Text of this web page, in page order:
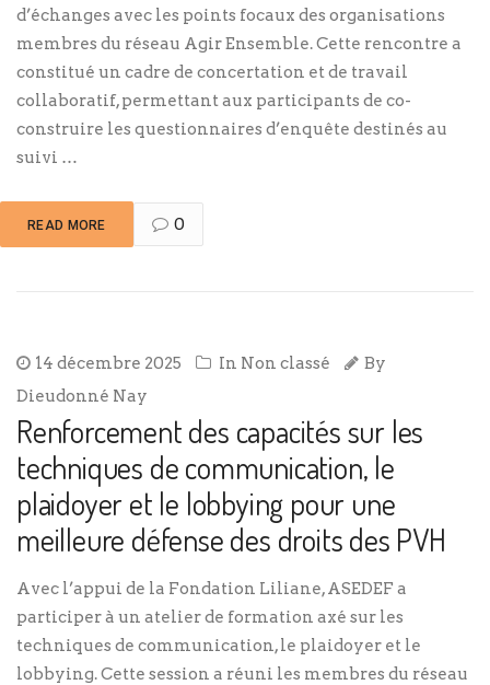
d’échanges avec les points focaux des organisations
membres du réseau Agir Ensemble. Cette rencontre a
constitué un cadre de concertation et de travail
collaboratif, permettant aux participants de co-
construire les questionnaires d’enquête destinés au
suivi …
READ MORE 0
14 décembre 2025 In Non classé
By
Dieudonné Nay
Renforcement des capacités sur les
techniques de communication, le
plaidoyer et le lobbying pour une
meilleure défense des droits des PVH
Avec l’appui de la Fondation Liliane, ASEDEF a
participer à un atelier de formation axé sur les
techniques de communication, le plaidoyer et le
lobbying. Cette session a réuni les membres du réseau